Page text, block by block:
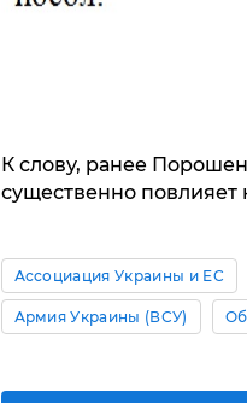
К слову, ранее
существенно повлияет
Ассоциация Украины и ЕС
Армия Украины (ВСУ)